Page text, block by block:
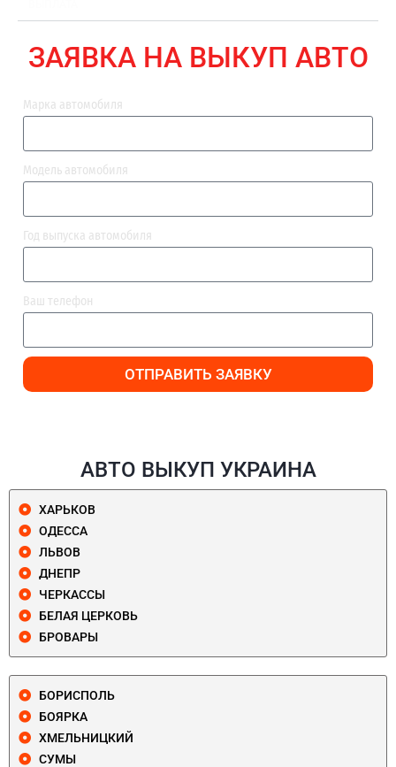
ЗАЯВКА НА ВЫКУП АВТО
Марка автомобиля
Модель автомобиля
Год выпуска автомобиля
Ваш телефон
ОТПРАВИТЬ ЗАЯВКУ
АВТО ВЫКУП УКРАИНА
ХАРЬКОВ
ОДЕССА
ЛЬВОВ
ДНЕПР
ЧЕРКАССЫ
БЕЛАЯ ЦЕРКОВЬ
БРОВАРЫ
БОРИСПОЛЬ
БОЯРКА
ХМЕЛЬНИЦКИЙ
СУМЫ